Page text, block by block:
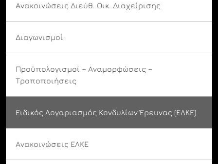
Ανακοινώσεις Διεύθ. Οικ. Διαχείρισης
Διαγωνισμοί
Προϋπολογισμοί – Αναμορφώσεις –
Τροποποιήσεις
Ειδικός Λογαριασμός Κονδυλίων Έρευνας (ΕΛΚΕ)
Ανακοινώσεις ΕΛΚΕ